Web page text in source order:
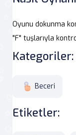
Oyunu dokunma
"F" tuşlarıyla
Kategoriler:
Beceri
Etiketler: